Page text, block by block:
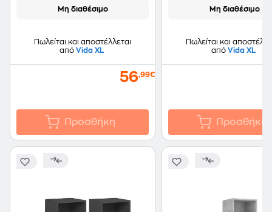
Μη διαθέσιμο
Πωλείται και αποστέλλεται
από Vida XL
56,99€
Προσθήκη
Μη διαθέσιμο
Πωλείται και
από Vida XL
Προσθήκη